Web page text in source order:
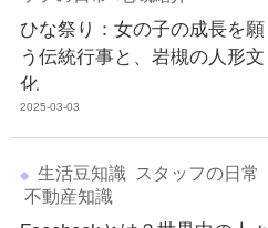
ひな祭り：女の子の成長を願
う伝統行事と、岩槻の人形文
化
2025-03-03
生活豆知識 スタッフの日常
不動産知識